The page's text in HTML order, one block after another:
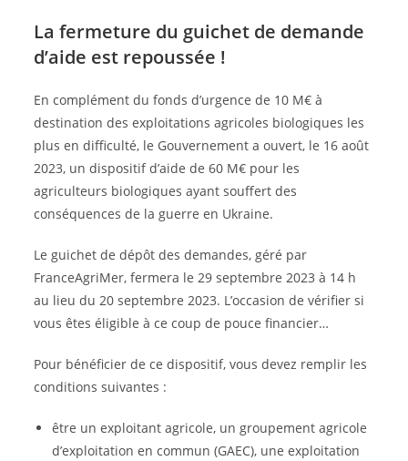
La fermeture du guichet de demande
d’aide est repoussée !
En complément du fonds d’urgence de 10 M€ à
destination des exploitations agricoles biologiques les
plus en difficulté, le Gouvernement a ouvert, le 16 août
2023, un dispositif d’aide de 60 M€ pour les
agriculteurs biologiques ayant souffert des
conséquences de la guerre en Ukraine.
Le guichet de dépôt des demandes, géré par
FranceAgriMer, fermera le 29 septembre 2023 à 14 h
au lieu du 20 septembre 2023. L’occasion de vérifier si
vous êtes éligible à ce coup de pouce financier…
Pour bénéficier de ce dispositif, vous devez remplir les
conditions suivantes :
être un exploitant agricole, un groupement agricole
d’exploitation en commun (GAEC), une exploitation